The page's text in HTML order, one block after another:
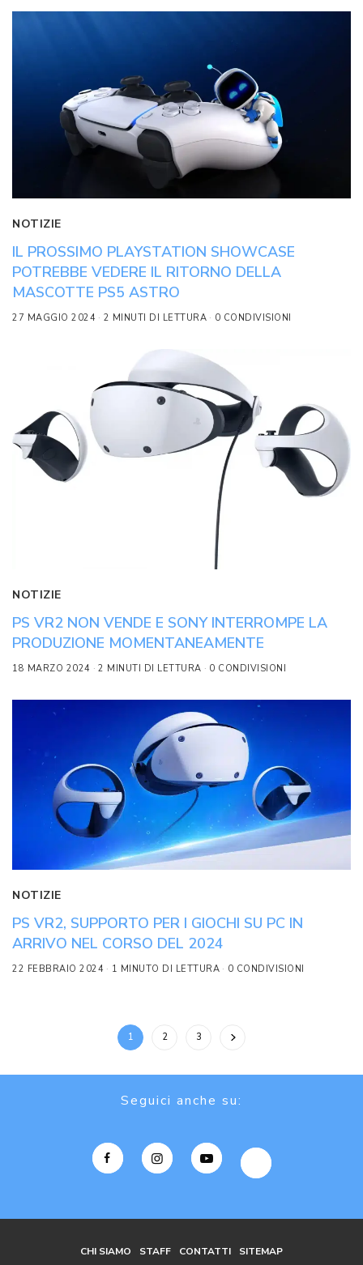
NOTIZIE
IL PROSSIMO PLAYSTATION SHOWCASE
POTREBBE VEDERE IL RITORNO DELLA
MASCOTTE PS5 ASTRO
27 MAGGIO 2024 2 MINUTI DI LETTURA 0 CONDIVISIONI
NOTIZIE
PS VR2 NON VENDE E SONY INTERROMPE LA
PRODUZIONE MOMENTANEAMENTE
18 MARZO 2024 2 MINUTI DI LETTURA 0 CONDIVISIONI
NOTIZIE
PS VR2, SUPPORTO PER I GIOCHI SU PC IN
ARRIVO NEL CORSO DEL 2024
22 FEBBRAIO 2024 1 MINUTO DI LETTURA 0 CONDIVISIONI
1 2 3
Seguici anche su:
CHI SIAMO STAFF CONTATTI SITEMAP